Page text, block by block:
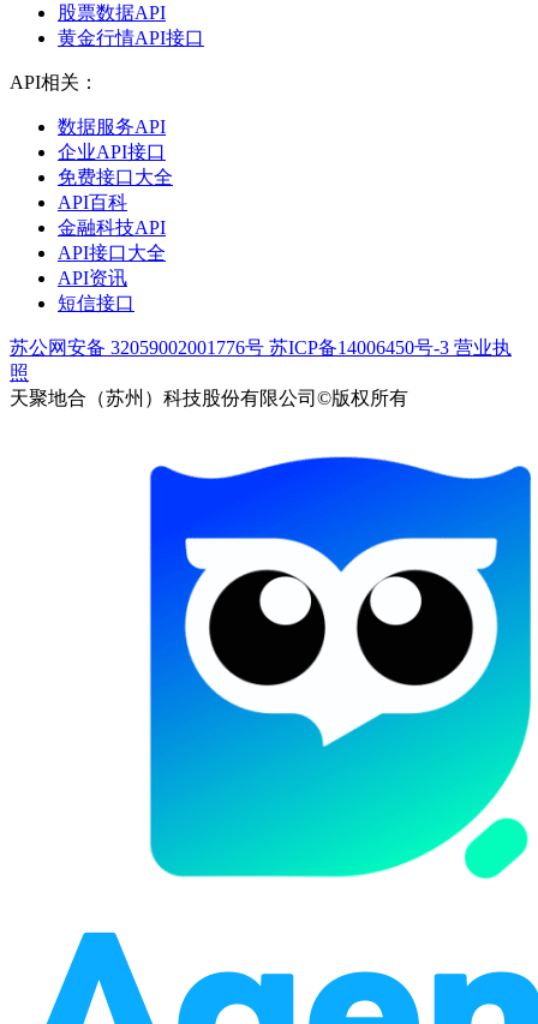
股票数据API
黄金行情API接口
API相关：
数据服务API
企业API接口
免费接口大全
API百科
金融科技API
API接口大全
API资讯
短信接口
苏公网安备 32059002001776号 苏ICP备14006450号-3 营业执
照
天聚地合（苏州）科技股份有限公司©版权所有